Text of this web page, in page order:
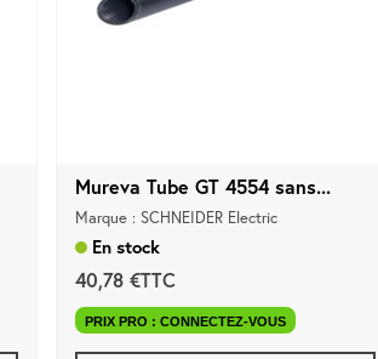
Mureva Tube GT 4554 sans...
Marque : SCHNEIDER Electric
En stock
40,78 €TTC
PRIX PRO : CONNECTEZ-VOUS